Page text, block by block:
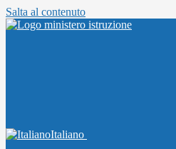
Salta al contenuto
Italiano